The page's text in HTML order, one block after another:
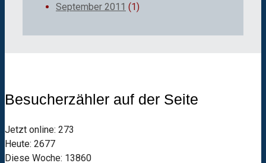
September 2011 (1)
Besucherzähler auf der Seite
Jetzt online: 273
Heute: 2677
Diese Woche: 13860